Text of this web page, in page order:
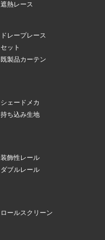
遮熱レース
ドレープレース
セット
既製品カーテン
シェードメカ
持ち込み生地
装飾性レール
ダブルレール
ロールスクリーン